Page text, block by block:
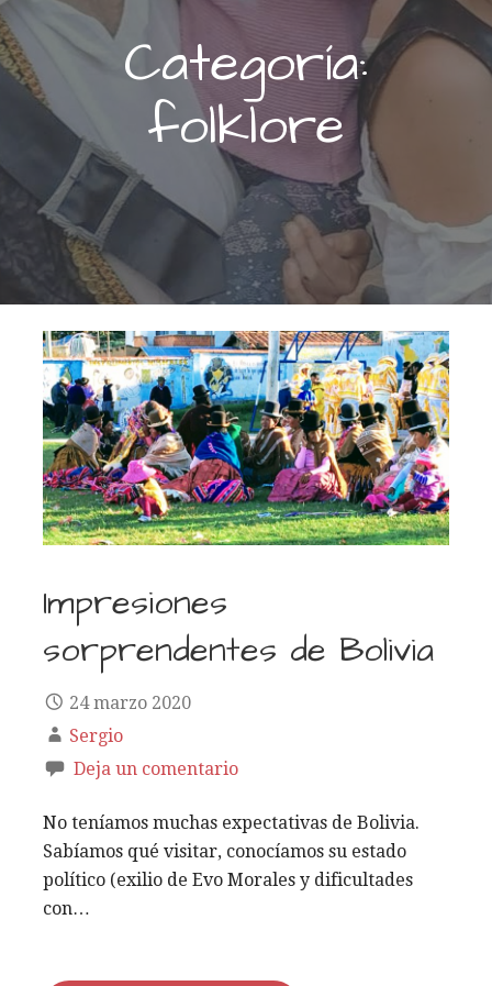
Categoría:
folklore
Impresiones
sorprendentes de Bolivia
24 marzo 2020
Sergio
Deja un comentario
No teníamos muchas expectativas de Bolivia.
Sabíamos qué visitar, conocíamos su estado
político (exilio de Evo Morales y dificultades
con…